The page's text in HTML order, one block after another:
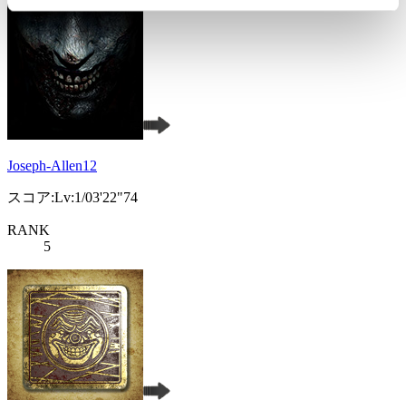
Joseph-Allen12
スコア:Lv:1/03'22"74
RANK
5